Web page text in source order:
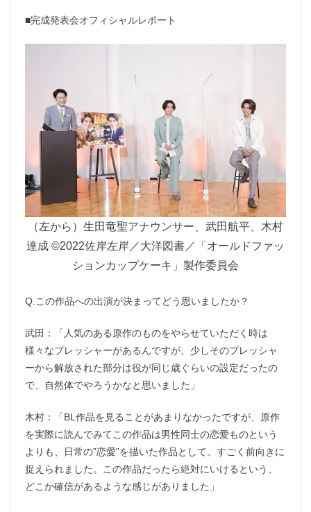
■完成発表会オフィシャルレポート
（左から）生田竜聖アナウンサー、武田航平、木村
達成 ©2022佐岸左岸／大洋図書／「オールドファッ
ションカップケーキ」製作委員会
Q.この作品への出演が決まってどう思いましたか？
武田：「人気のある原作のものをやらせていただく時は
様々なプレッシャーがあるんですが、少しそのプレッシャ
ーから解放された部分は役が同じ歳ぐらいの設定だったの
で、自然体でやろうかなと思いました」
木村：「BL作品を見ることがあまりなかったですが、原作
を実際に読んでみてこの作品は男性同士の恋愛ものという
よりも、日常の”恋愛”を描いた作品として、すごく前向きに
捉えられました。この作品だったら絶対にいけるという、
どこか確信があるような感じがありました」